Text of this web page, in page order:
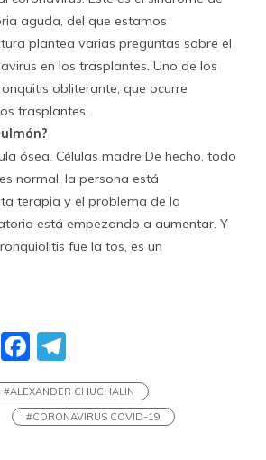
aguda, del que estamos
plantea varias preguntas sobre el
en los trasplantes. Uno de los
obliterante, que ocurre
trasplantes.
ósea. Células madre De hecho, todo
normal, la persona está
terapia y el problema de la
está empezando a aumentar. Y
fue la tos, es un
TwitterFacebook
#ALEXANDER CHUCHALIN
#CORONAVIRUS COVID-19